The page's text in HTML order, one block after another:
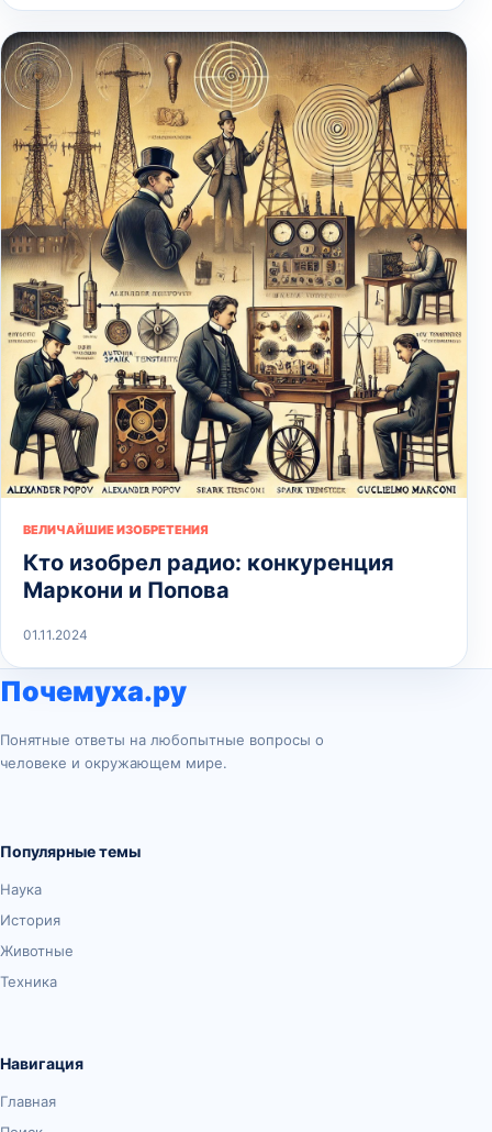
ВЕЛИЧАЙШИЕ ИЗОБРЕТЕНИЯ
Кто изобрел радио: конкуренция
Маркони и Попова
01.11.2024
Почемуха.ру
Понятные ответы на любопытные вопросы о
человеке и окружающем мире.
Популярные темы
Наука
История
Животные
Техника
Навигация
Главная